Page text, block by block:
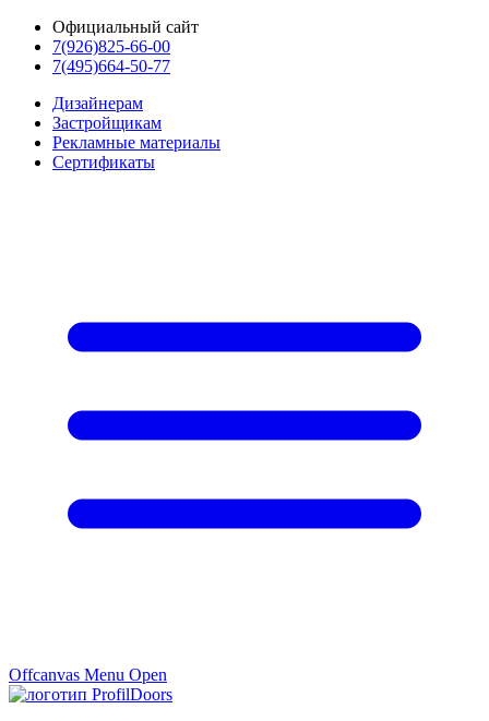
Официальный сайт
7(926)825-66-00
7(495)664-50-77
Дизайнерам
Застройщикам
Рекламные материалы
Сертификаты
Offcanvas Menu Open